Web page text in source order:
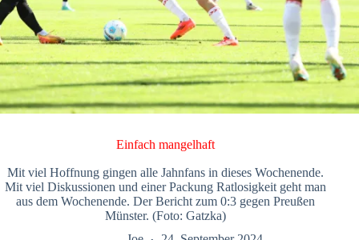
Einfach mangelhaft
Mit viel Hoffnung gingen alle Jahnfans in dieses Wochenende.
Mit viel Diskussionen und einer Packung Ratlosigkeit geht man
aus dem Wochenende. Der Bericht zum 0:3 gegen Preußen
Münster. (Foto: Gatzka)